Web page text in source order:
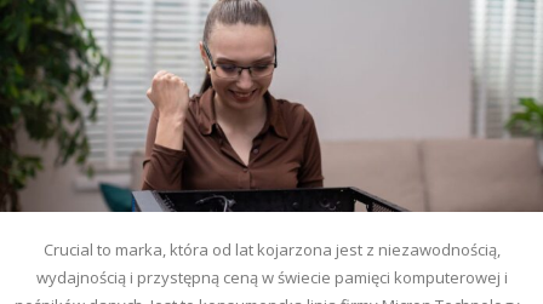
Crucial to marka, która od lat kojarzona jest z niezawodnością,
wydajnością i przystępną ceną w świecie pamięci komputerowej i